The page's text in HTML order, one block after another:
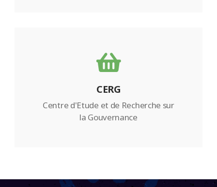
CERG
Centre d'Etude et de Recherche sur
la Gouvernance